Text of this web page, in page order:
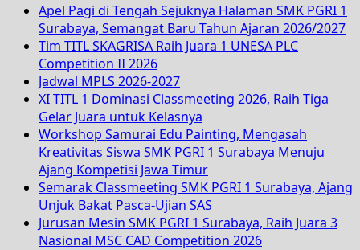
Apel Pagi di Tengah Sejuknya Halaman SMK PGRI 1
Surabaya, Semangat Baru Tahun Ajaran 2026/2027
Tim TITL SKAGRISA Raih Juara 1 UNESA PLC
Competition II 2026
Jadwal MPLS 2026-2027
XI TITL 1 Dominasi Classmeeting 2026, Raih Tiga
Gelar Juara untuk Kelasnya
Workshop Samurai Edu Painting, Mengasah
Kreativitas Siswa SMK PGRI 1 Surabaya Menuju
Ajang Kompetisi Jawa Timur
Semarak Classmeeting SMK PGRI 1 Surabaya, Ajang
Unjuk Bakat Pasca-Ujian SAS
Jurusan Mesin SMK PGRI 1 Surabaya, Raih Juara 3
Nasional MSC CAD Competition 2026